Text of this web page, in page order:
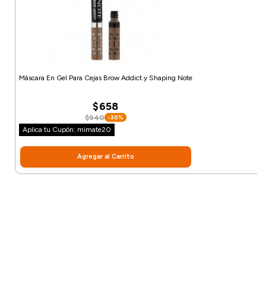
Máscara En Gel Para Cejas Brow Addict y Shaping Note
$658
$940 -30%
Aplica tu Cupón: mimate20
Agregar al Carrito